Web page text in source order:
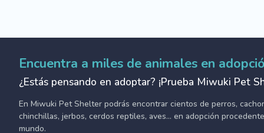
Encuentra a miles de animales en
¿Estás pensando en adoptar? ¡Prueba Miwuki Pet
En Miwuki Pet Shelter podrás encontrar cientos de perros,
chinchillas, jerbos, cerdos reptiles, aves... en adopción
mundo.